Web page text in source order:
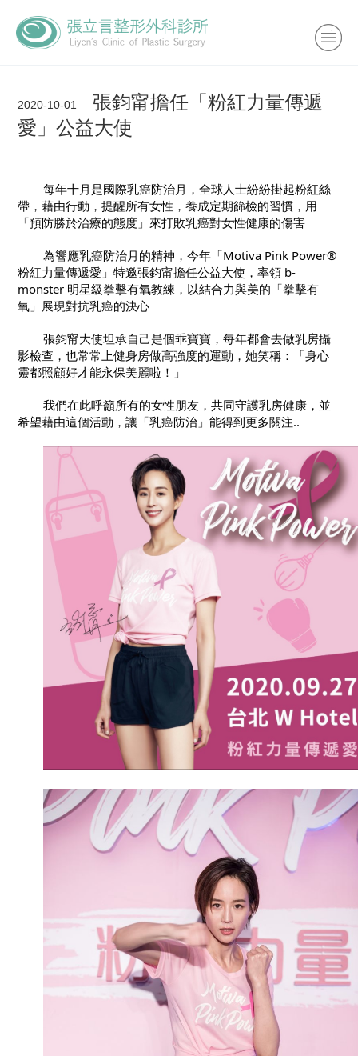
2020-10-01
張鈞甯擔任「粉紅力量傳遞
愛」公益大使
	每年十月是國際乳癌防治月，全球人士紛紛掛起粉紅絲
帶，藉由行動，提醒所有女性，養成定期篩檢的習慣，用
「預防勝於治療的態度」來打敗乳癌對女性健康的傷害
	為響應乳癌防治月的精神，今年「Motiva Pink Power®
粉紅力量傳遞愛」特邀張鈞甯擔任公益大使，率領 b-
monster 明星級拳擊有氧教練，以結合力與美的「拳擊有
氧」展現對抗乳癌的決心
	張鈞甯大使坦承自己是個乖寶寶，每年都會去做乳房攝
影檢查，也常常上健身房做高強度的運動，她笑稱：「身心
靈都照顧好才能永保美麗啦！」
	我們在此呼籲所有的女性朋友，共同守護乳房健康，並
希望藉由這個活動，讓「乳癌防治」能得到更多關注..